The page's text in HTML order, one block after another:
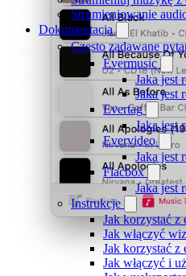
Strumieniowanie
Dokumentacja
Często zadawane
Evermusic
Jaka jest
Jaka jest
Evertag
Jaka jest
Evervideo
Jaka jest
Flacbox
Jaka jest
Instrukcje
Jak korzystać
Jak włączyć
Jak korzystać z
Jak włączyć i